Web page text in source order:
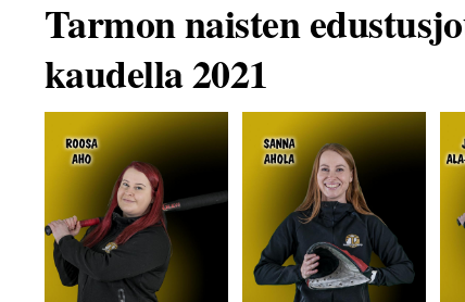
Tarmon naisten
kaudella 2021